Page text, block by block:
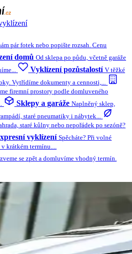
pár fotek nebo popište rozsah. Cenu
domů Od sklepa po půdu, včetně garáže
Vyklízení pozůstalostí V těžké
Vytřídíme dokumenty a cennosti,...
firemní prostory podle domluveného
Sklepy a garáže Naplněný sklep,
staré pneumatiky i nábytek...
staré kůlny nebo nepořádek po sezóně?
vyklízení Spěcháte? Při volné
krátkém termínu....
se zpět a domluvíme vhodný termín.